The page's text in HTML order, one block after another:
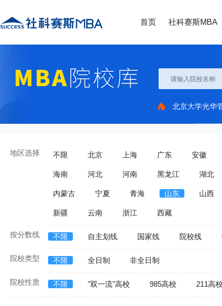
首页 社科赛斯MBA
北京大学光华
地区选择 不限 北京 上海 广东 安徽
海南 河北 河南 黑龙江 湖北
内蒙古 宁夏 青海 山东 山西
新疆 云南 浙江 西藏
按分数线 不限 自主划线 国家线 院校线
院校类型 不限 全日制 非全日制
院校性质 不限 "双一流"高校 985高校 211高